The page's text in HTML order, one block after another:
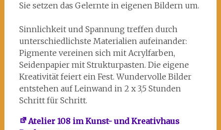
Sie setzen das Gelernte in eigenen Bildern um.
Sinnlichkeit und Spannung treffen durch
unterschiedlichste Materialien aufeinander:
Pigmente vereinen sich mit Acrylfarben,
Seidenpapier mit Strukturpasten. Die eigene
Kreativität feiert ein Fest. Wundervolle Bilder
entstehen auf Leinwand in 2 x 3,5 Stunden
Schritt für Schritt.
Atelier 108 im Kunst- und Kreativhaus